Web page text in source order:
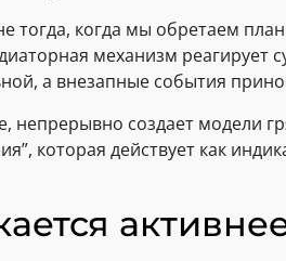
когда мы обретаем
механизм реагирует
а внезапные события
создает модели
которая действует как